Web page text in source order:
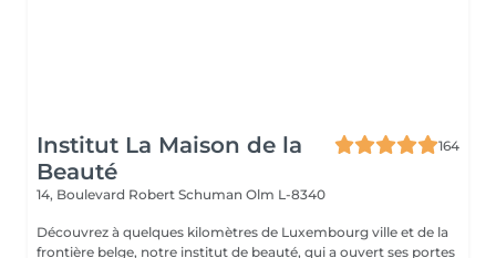
Institut La Maison de la
Beauté
164
14, Boulevard Robert Schuman Olm L-8340
Découvrez à quelques kilomètres de Luxembourg ville et de la
frontière belge, notre institut de beauté, qui a ouvert ses portes